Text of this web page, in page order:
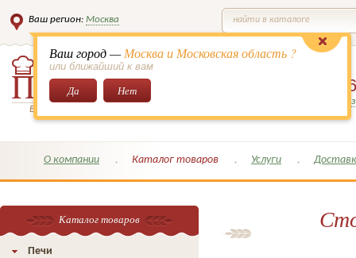
Ваш регион: Москва
Ваш город —Москва и Московская область ?
или ближайший к вам
Да Нет
найти в каталоге
Всё для кондитеров и поваров!
649-
Заказать обратный
О компании Каталог товаров Услуги
Каталог товаров
Печи